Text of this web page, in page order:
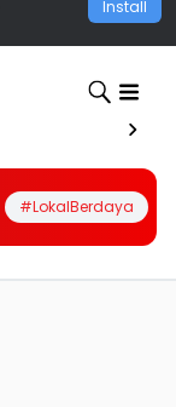
Install
#LokalBerdaya